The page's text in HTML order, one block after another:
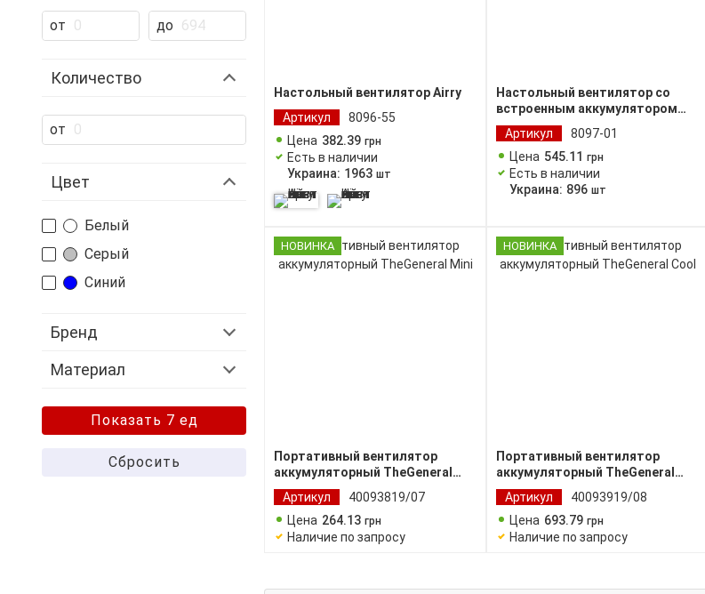
от до
Количество
от
Цвет
Белый
Серый
Синий
Бренд
Материал
Показать 7 ед
Сбросить
Настольный вентилятор Airry
Артикул
8096-55
Цена 382.39 грн
Есть в наличии
Украина: 1963 шт
Настольный вентилятор со
встроенным аккумулятором
WindGo
Артикул
8097-01
Цена 545.11 грн
Есть в наличии
Украина: 896 шт
НОВИНКА
Портативный вентилятор
аккумуляторный TheGeneral
Mini
Артикул
40093819/07
Цена 264.13 грн
Наличие по запросу
НОВИНКА
Портативный вентилятор
аккумуляторный TheGeneral
Cool
Артикул
40093919/08
Цена 693.79 грн
Наличие по запросу